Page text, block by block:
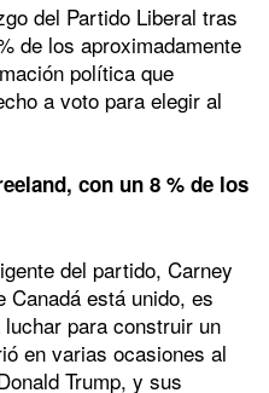
del Partido Liberal tras
de los aproximadamente
política que
a voto para elegir al
con un 8 % de los
del partido, Carney
Canadá está unido, es
para construir un
en varias ocasiones al
Trump, y sus